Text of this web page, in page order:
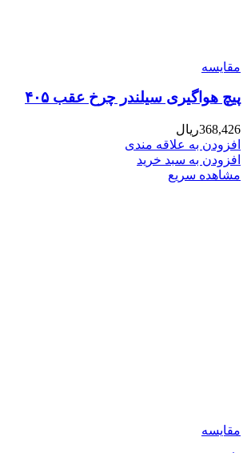
مقایسه
پیچ هواگیری سیلندر چرخ عقب ۴۰۵
368,426ریال
افزودن به علاقه مندی
افزودن به سبد خرید
مشاهده سریع
مقایسه